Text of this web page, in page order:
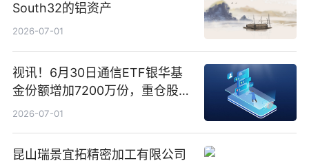
South32的铝资产
2026-07-01
视讯！6月30日通信ETF银华基
金份额增加7200万份，重仓股新
易盛、中际旭创、立讯精密
2026-07-01
昆山瑞景宜拓精密加工有限公司